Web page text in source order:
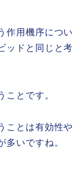
作用機序につい
ッドと同じと考
ことです。
ことは有効性や
多いですね。